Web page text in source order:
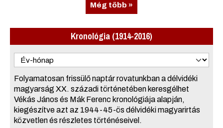
Még több »
Kronológia (1914-2016)
Folyamatosan frissülő naptár rovatunkban a délvidéki
magyarság XX. századi történetében keresgélhet
Vékás János és Mák Ferenc kronológiája alapján,
kiegészítve azt az 1944-45-ös délvidéki magyarirtás
közvetlen és részletes történéseivel.